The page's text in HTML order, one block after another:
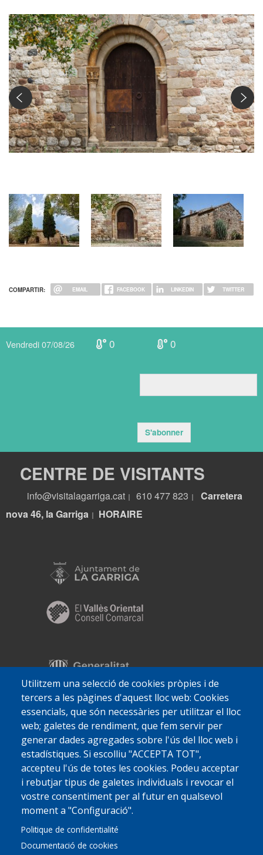
COMPARTIR: EMAIL FACEBOOK LINKEDIN TWITTER
Utilitzem una selecció de cookies pròpies i de
tercers a les pàgines d'aquest lloc web: Cookies
essencials, que són necessàries per utilitzar el lloc
web; galetes de rendiment, que fem servir per
generar dades agregades sobre l'ús del lloc web i
estadístiques. Si escolliu "ACCEPTA TOT",
accepteu l'ús de totes les cookies. Podeu acceptar
i rebutjar tipus de galetes individuals i revocar el
vostre consentiment per al futur en qualsevol
moment a "Configuració".
Politique de confidentialité
Documentació de cookies
Vendredi 07/08/26 0 0
S'abonner
CENTRE DE VISITANTS
info@visitalagarriga.cat 610 477 823
Carretera
nova 46, la Garriga
HORAIRE